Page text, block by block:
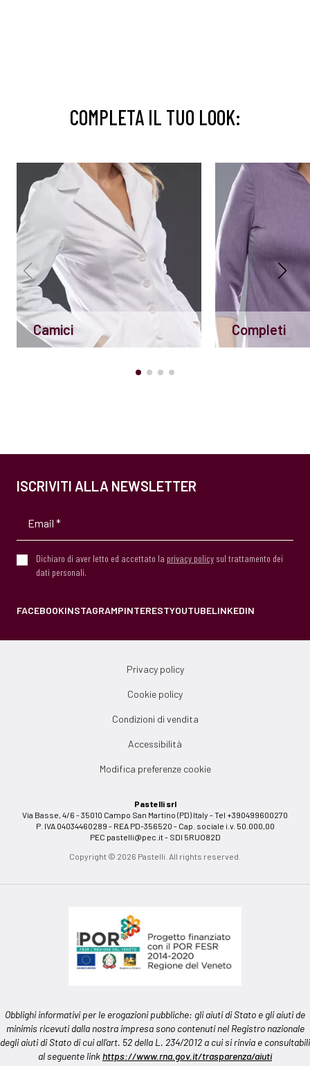
COMPLETA IL TUO LOOK:
Camici Completi
ISCRIVITI ALLA NEWSLETTER
Dichiaro di aver letto ed accettato la privacy policy sul trattamento dei
dati personali.
FACEBOOKINSTAGRAMPINTERESTYOUTUBELINKEDIN
Privacy policy
Cookie policy
Condizioni di vendita
Accessibilità
Modifica preferenze cookie
Pastelli srl
Via Basse, 4/6 - 35010 Campo San Martino (PD) Italy - Tel +390499600270
P. IVA 04034460289 - REA PD-356520 - Cap. sociale i.v. 50.000,00
PEC pastelli@pec.it- SDI 5RUO82D
Copyright © 2026 Pastelli. All rights reserved.
Obblighi informativi per le erogazioni pubbliche: gli aiuti di Stato e gli aiuti de
minimis ricevuti dalla nostra impresa sono contenuti nel Registro nazionale
degli aiuti di Stato di cui all’art. 52 della L. 234/2012 a cui si rinvia e consultabili
al seguente linkhttps://www.rna.gov.it/trasparenza/aiuti